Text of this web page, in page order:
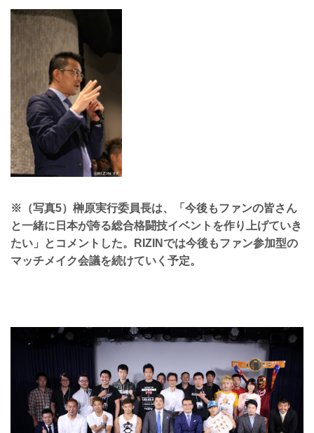
※（写真5）榊原実行委員長は、「今後もファンの皆さん
と一緒に日本が誇る総合格闘技イベントを作り上げていき
たい」とコメントした。RIZINでは今後もファン参加型の
マッチメイク会議を続けていく予定。